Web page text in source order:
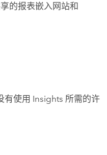
的报表嵌入网站和
有使用 Insights 所需的许